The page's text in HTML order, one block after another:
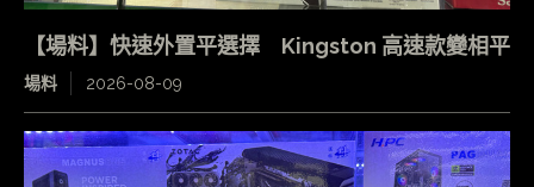
【場料】快速外置平選擇 Kingston 高速款變相平
場料 2026-08-09